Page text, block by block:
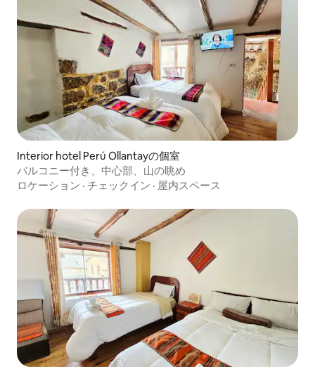
Interior hotel Perú Ollantayの個室
バルコニー付き、中心部、山の眺め
ロケーション · チェックイン · 屋内スペース